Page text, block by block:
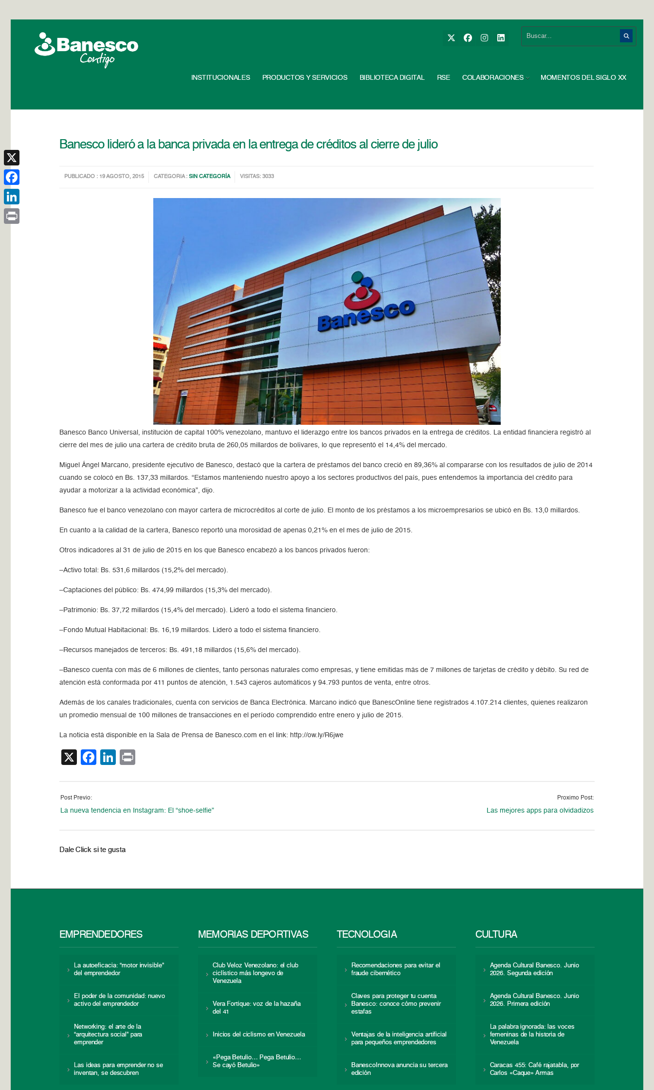
INSTITUCIONALES PRODUCTOS Y SERVICIOS BIBLIOTECA DIGITAL RSE COLABORACIONES MOMENTOS DEL SIGLO XX
Banesco lideró a la banca privada en la entrega de créditos al cierre de julio
PUBLICADO : 19 AGOSTO, 2015 CATEGORIA :SIN CATEGORÍA VISITAS: 3033
Banesco Banco Universal, institución de capital 100% venezolano, mantuvo el liderazgo entre los bancos privados en la entrega de créditos. La entidad financiera registró al
cierre del mes de julio una cartera de crédito bruta de 260,05 millardos de bolívares, lo que representó el 14,4% del mercado.
Miguel Ángel Marcano, presidente ejecutivo de Banesco, destacó que la cartera de préstamos del banco creció en 89,36% al compararse con los resultados de julio de 2014
cuando se colocó en Bs. 137,33 millardos. “Estamos manteniendo nuestro apoyo a los sectores productivos del país, pues entendemos la importancia del crédito para
ayudar a motorizar a la actividad económica”, dijo.
Banesco fue el banco venezolano con mayor cartera de microcréditos al corte de julio. El monto de los préstamos a los microempresarios se ubicó en Bs. 13,0 millardos.
En cuanto a la calidad de la cartera, Banesco reportó una morosidad de apenas 0,21% en el mes de julio de 2015.
Otros indicadores al 31 de julio de 2015 en los que Banesco encabezó a los bancos privados fueron:
–Activo total: Bs. 531,6 millardos (15,2% del mercado).
–Captaciones del público: Bs. 474,99 millardos (15,3% del mercado).
–Patrimonio: Bs. 37,72 millardos (15,4% del mercado). Lideró a todo el sistema financiero.
–Fondo Mutual Habitacional: Bs. 16,19 millardos. Lideró a todo el sistema financiero.
–Recursos manejados de terceros: Bs. 491,18 millardos (15,6% del mercado).
–Banesco cuenta con más de 6 millones de clientes, tanto personas naturales como empresas, y tiene emitidas más de 7 millones de tarjetas de crédito y débito. Su red de
atención está conformada por 411 puntos de atención, 1.543 cajeros automáticos y 94.793 puntos de venta, entre otros.
Además de los canales tradicionales, cuenta con servicios de Banca Electrónica. Marcano indicó que BanescOnline tiene registrados 4.107.214 clientes, quienes realizaron
un promedio mensual de 100 millones de transacciones en el período comprendido entre enero y julio de 2015.
La noticia está disponible en la Sala de Prensa de Banesco.com en el link: http://ow.ly/R6jwe
X Facebook
LinkedIn
Post Previo:
La nueva tendencia en Instagram: El “shoe-selfie”
Proximo Post:
Las mejores apps para olvidadizos
Dale Click si te gusta
EMPRENDEDORES
La autoeficacia: “motor invisible”
del emprendedor
El poder de la comunidad: nuevo
activo del emprendedor
Networking: el arte de la
“arquitectura social” para
emprender
Las ideas para emprender no se
inventan, se descubren
MEMORIAS DEPORTIVAS
Club Veloz Venezolano: el club
ciclístico más longevo de
Venezuela
Vera Fortique: voz de la hazaña
del 41
Inicios del ciclismo en Venezuela
«Pega Betulio… Pega Betulio…
Se cayó Betulio»
TECNOLOGÍA
Recomendaciones para evitar el
fraude cibernético
Claves para proteger tu cuenta
Banesco: conoce cómo prevenir
estafas
Ventajas de la inteligencia artificial
para pequeños emprendedores
BanescoInnova anuncia su tercera
edición
CULTURA
Agenda Cultural Banesco. Junio
2026. Segunda edición
Agenda Cultural Banesco. Junio
2026. Primera edición
La palabra ignorada: las voces
femeninas de la historia de
Venezuela
Caracas 455: Café rajatabla, por
Carlos «Caque» Armas
X
Facebook
LinkedIn